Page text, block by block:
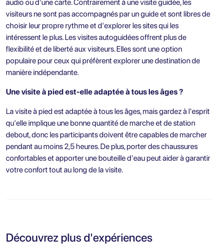
audio ou d'une carte. Contrairement à une visite guidée, les
visiteurs ne sont pas accompagnés par un guide et sont libres de
choisir leur propre rythme et d'explorer les sites qui les
intéressent le plus. Les visites autoguidées offrent plus de
flexibilité et de liberté aux visiteurs. Elles sont une option
populaire pour ceux qui préfèrent explorer une destination de
manière indépendante.
Une visite à pied est-elle adaptée à tous les âges ?
La visite à pied est adaptée à tous les âges, mais gardez à l'esprit
qu'elle implique une bonne quantité de marche et de station
debout, donc les participants doivent être capables de marcher
pendant au moins 2,5 heures. De plus, porter des chaussures
confortables et apporter une bouteille d'eau peut aider à garantir
votre confort tout au long de la visite.
Découvrez plus d'expériences